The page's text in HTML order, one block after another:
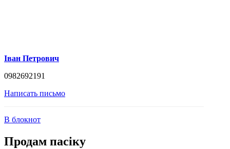
Іван Петрович
0982692191
Написать письмо
В блокнот
Продам пасіку